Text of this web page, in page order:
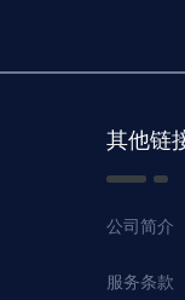
其他链
公司简介
服务条款